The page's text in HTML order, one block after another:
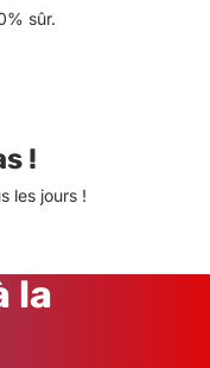
sûr.
!
les jours !
la